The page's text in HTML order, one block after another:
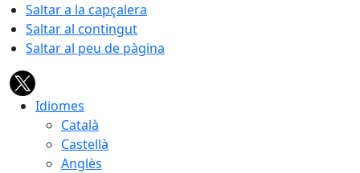
Saltar a la capçalera
Saltar al contingut
Saltar al peu de pàgina
Idiomes
Català
Castellà
Anglès